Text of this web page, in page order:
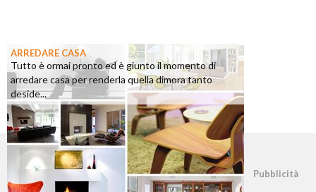
ARREDARE CASA
Tutto è ormai pronto ed è giunto il momento di
arredare casa per renderla quella dimora tanto
deside...
©2026 - casapratica.org - p.iva 03338800984 Pubblicità